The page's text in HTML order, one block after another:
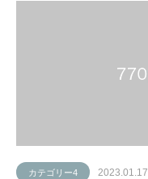
カテゴリー4 2023.01.17